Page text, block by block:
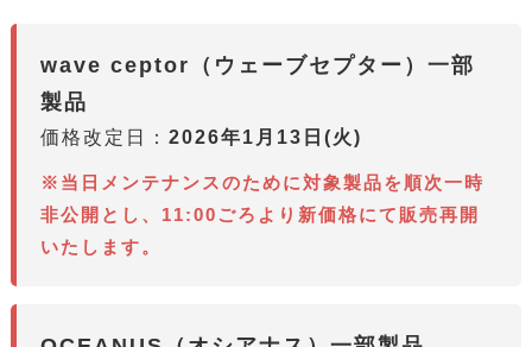
wave ceptor（ウェーブセプター）一部
製品
価格改定日： 2026年1月13日(火)
※当日メンテナンスのために対象製品を順次一時
非公開とし、11:00ごろより新価格にて販売再開
いたします。